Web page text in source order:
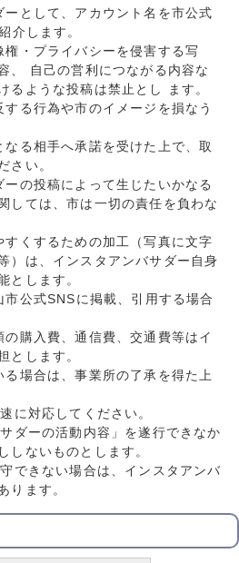
ーとして、アカウント名を市公式
介します。
権・プライバシーを侵害する写
、 自己の営利につながる内容な
るような投稿は禁止とし ます。
する行為や市のイメージを損なう
なる相手へ承諾を受けた上で、取
さい。
ーの投稿によって生じたいかなる
しては、市は一切の責任を負わな
すくするための加工（写真に文字
）は、インスタアンバサダー自身
とします。
市公式SNSに掲載、引用する場合
の購入費、通信費、交通費等はイ
とします。
る場合は、事業所の了承を得た上
に対応してください。
ダーの活動内容」を遂行できなか
しないものとします。
できない場合は、インスタアンバ
ります。